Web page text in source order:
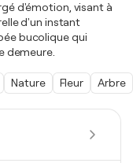
d'émotion, visant à
d'un instant
bucolique qui
demeure.
Nature Fleur Arbre